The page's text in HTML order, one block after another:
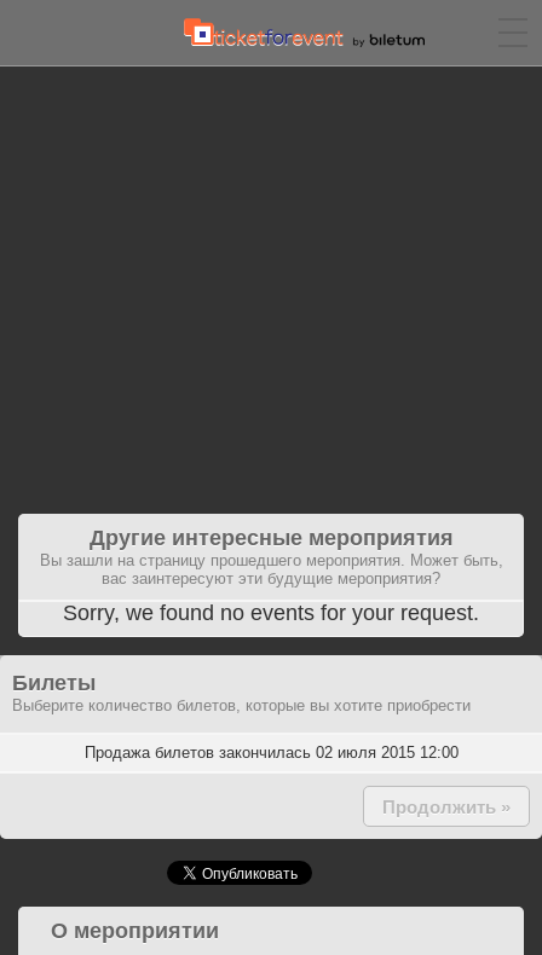
Другие интересные мероприятия
Вы зашли на страницу прошедшего мероприятия. Может быть,
вас заинтересуют эти будущие мероприятия?
Sorry, we found no events for your request.
Билеты
Выберите количество билетов, которые вы хотите приобрести
Продажа билетов закончилась 02 июля 2015 12:00
Продолжить »
О мероприятии